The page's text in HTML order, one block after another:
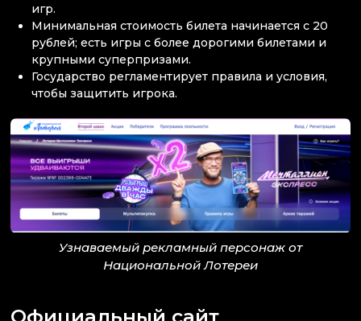
игр.
Минимальная стоимость билета начинается с 20
рублей; есть игры с более дорогими билетами и
крупными суперпризами.
Государство регламентирует правила и условия,
чтобы защитить игрока.
Узнаваемый рекламный персонаж от
Национальной Лотереи
Официальный сайт